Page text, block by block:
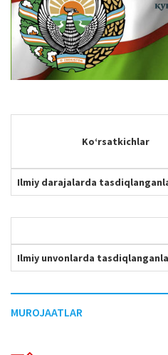
Ko‘rsatkichlar
Ilmiy darajalarda
Ilmiy unvonlarda
MUROJAATLAR